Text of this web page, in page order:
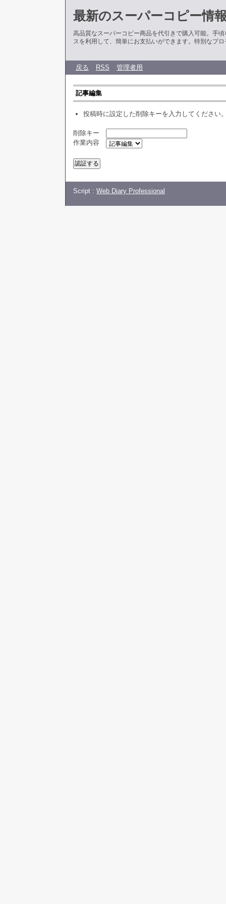
最新のスーパーコピー情
高品質なスーパーコピー商品を代引きで購入可能。手
スを利用して、簡単にお支払いができます。特別なプ
戻る RSS 管理者用
記事編集
投稿時に設定した削除キーを入力してください
削除キー
作業内容
Script : Web Diary Professional